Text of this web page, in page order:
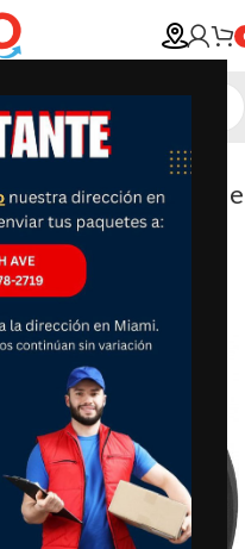
agua eléctrico de
con tecnología
litros (1.9